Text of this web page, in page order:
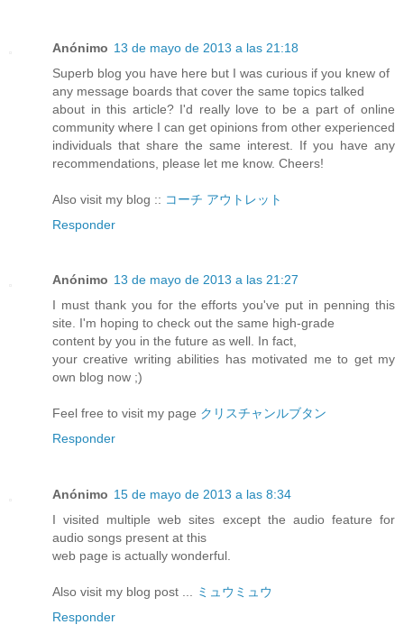
Anónimo 13 de mayo de 2013 a las 21:18
Superb blog you have here but I was curious if you knew of
any message boards that cover the same topics talked
about in this article? I'd really love to be a part of online
community where I can get opinions from other experienced
individuals that share the same interest. If you have any
recommendations, please let me know. Cheers!
Also visit my blog :: コーチ アウトレット
Responder
Anónimo 13 de mayo de 2013 a las 21:27
I must thank you for the efforts you've put in penning this
site. I'm hoping to check out the same high-grade
content by you in the future as well. In fact,
your creative writing abilities has motivated me to get my
own blog now ;)
Feel free to visit my page クリスチャンルブタン
Responder
Anónimo 15 de mayo de 2013 a las 8:34
I visited multiple web sites except the audio feature for
audio songs present at this
web page is actually wonderful.
Also visit my blog post ... ミュウミュウ
Responder